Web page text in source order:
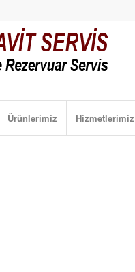
Ürünlerimiz Hizmetlerimiz